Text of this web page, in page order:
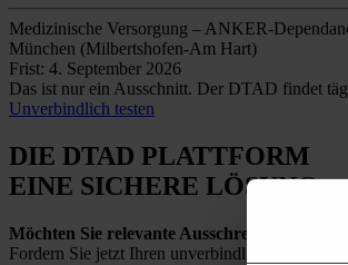
Medizinische Versorgung – ANKER-
München (Milbertshofen-Am Hart)
Frist: 4. September 2026
Das ist nur ein Ausschnitt. Der DTAD findet
Unverbindlich testen
DIE DTAD PLATTFORM
EINE SICHERE LÖSUNG
Möchten Sie relevante Ausschreibungen in
Fordern Sie jetzt Ihren unverbindlichen